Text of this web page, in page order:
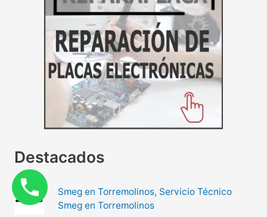
Destacados
Smeg en Torremolinos, Servicio Técnico
Smeg en Torremolinos